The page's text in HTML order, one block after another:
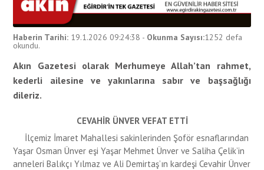
Haberin Tarihi: 19.1.2026 09:24:38 - Okunma Sayısı:1252 defa
okundu.
Akın Gazetesi olarak Merhumeye Allah’tan rahmet,
kederli ailesine ve yakınlarına sabır ve başsağlığı
dileriz.
CEVAHİR ÜNVER VEFAT ETTİ
İlçemiz İmaret Mahallesi sakinlerinden Şoför esnaflarından
Yaşar Osman Ünver eşi Yaşar Mehmet Ünver ve Saliha Çelik’in
anneleri Balıkçı Yılmaz ve Ali Demirtaş’ın kardeşi Cevahir Ünver